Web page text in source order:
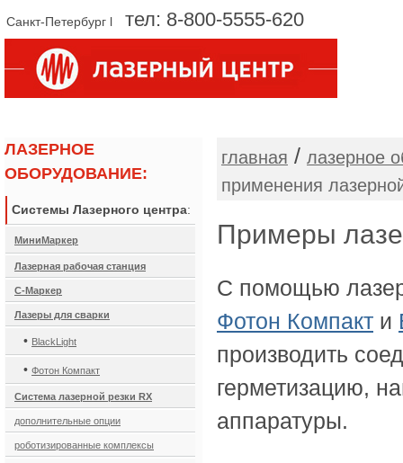
Санкт-Петербург l тел: 8-800-5555-620
ЛАЗЕРНОЕ
ОБОРУДОВАНИЕ:
Системы Лазерного центра:
МиниМаркер
Лазерная рабочая станция
С-Маркер
Лазеры для сварки
• BlackLight
• Фотон Компакт
Система лазерной резки RX
дополнительные опции
роботизированные комплексы
главная / лазерное
применения
Примеры
С помощью
Фотон Компакт и
производить
герметизацию,
аппаратуры.